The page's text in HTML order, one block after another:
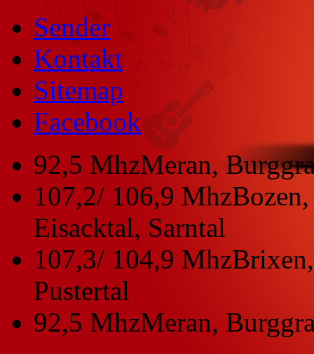
Sender
Kontakt
Sitemap
Facebook
92,5 MhzMeran,
107,2/ 106,9 Mhz
Eisacktal, Sarntal
107,3/ 104,9 Mhz
Pustertal
92,5 MhzMeran,